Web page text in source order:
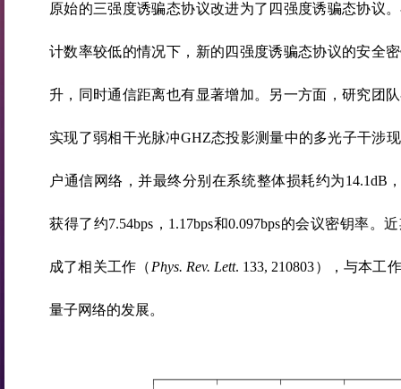
原始的三强度诱骗态协议改进为了四强度诱骗态协议
计数率较低的情况下，新的四强度诱骗态协议的安全
升，同时通信距离也有显著增加。另一方面，研究团
实现了弱相干光脉冲GHZ态投影测量中的多光子干涉
户通信网络，并最终分别在系统整体损耗约为14.1dB
获得了约7.54bps，1.17bps和0.097bps的会议密钥率。
成了相关工作（Phys. Rev. Lett. 133, 210803），与本工
量子网络的发展。